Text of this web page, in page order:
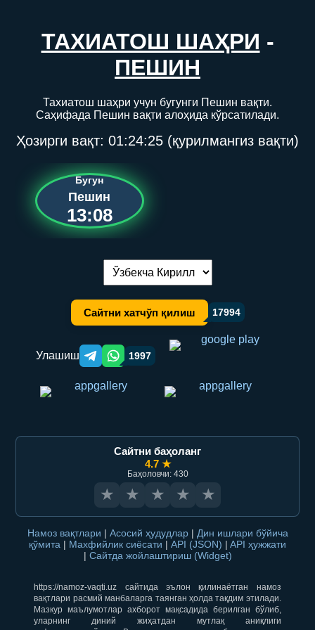
ТАХИАТОШ ШАҲРИ -
ПЕШИН
Тахиатош шаҳри учун бугунги Пешин вақти.
Саҳифада Пешин вақти алоҳида кўрсатилади.
Ҳозирги вақт: 01:24:25 (қурилмангиз вақти)
Бугун
Пешин
13:08
Тилни алмаштириш:
Сайтни хатчўп қилиш 17994
Улашиш Telegram orqali ulashish
WhatsApp orqali ulashish
1997
Сайтни баҳоланг
4.7 ★
Баҳоловчи: 430
★ ★ ★ ★ ★
Намоз вақтлари | Асосий ҳудудлар | Дин ишлари бўйича
қўмита | Махфийлик сиёсати | API (JSON) | API ҳужжати
| Сайтда жойлаштириш (Widget)
https://namoz-vaqti.uz сайтида эълон қилинаётган намоз
вақтлари расмий манбаларга таянган ҳолда тақдим этилади.
Мазкур маълумотлар ахборот мақсадида берилган бўлиб,
уларнинг диний жиҳатдан мутлақ аниқлиги